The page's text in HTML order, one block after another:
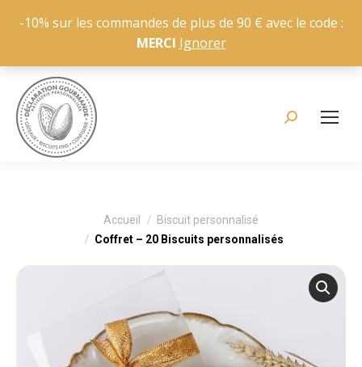
-10% sur les commandes de plus de 90 € avec le code :
MERCI Ignorer
Recherche
Accueil
Biscuit personnalisé
Coffret – 20 Biscuits personnalisés